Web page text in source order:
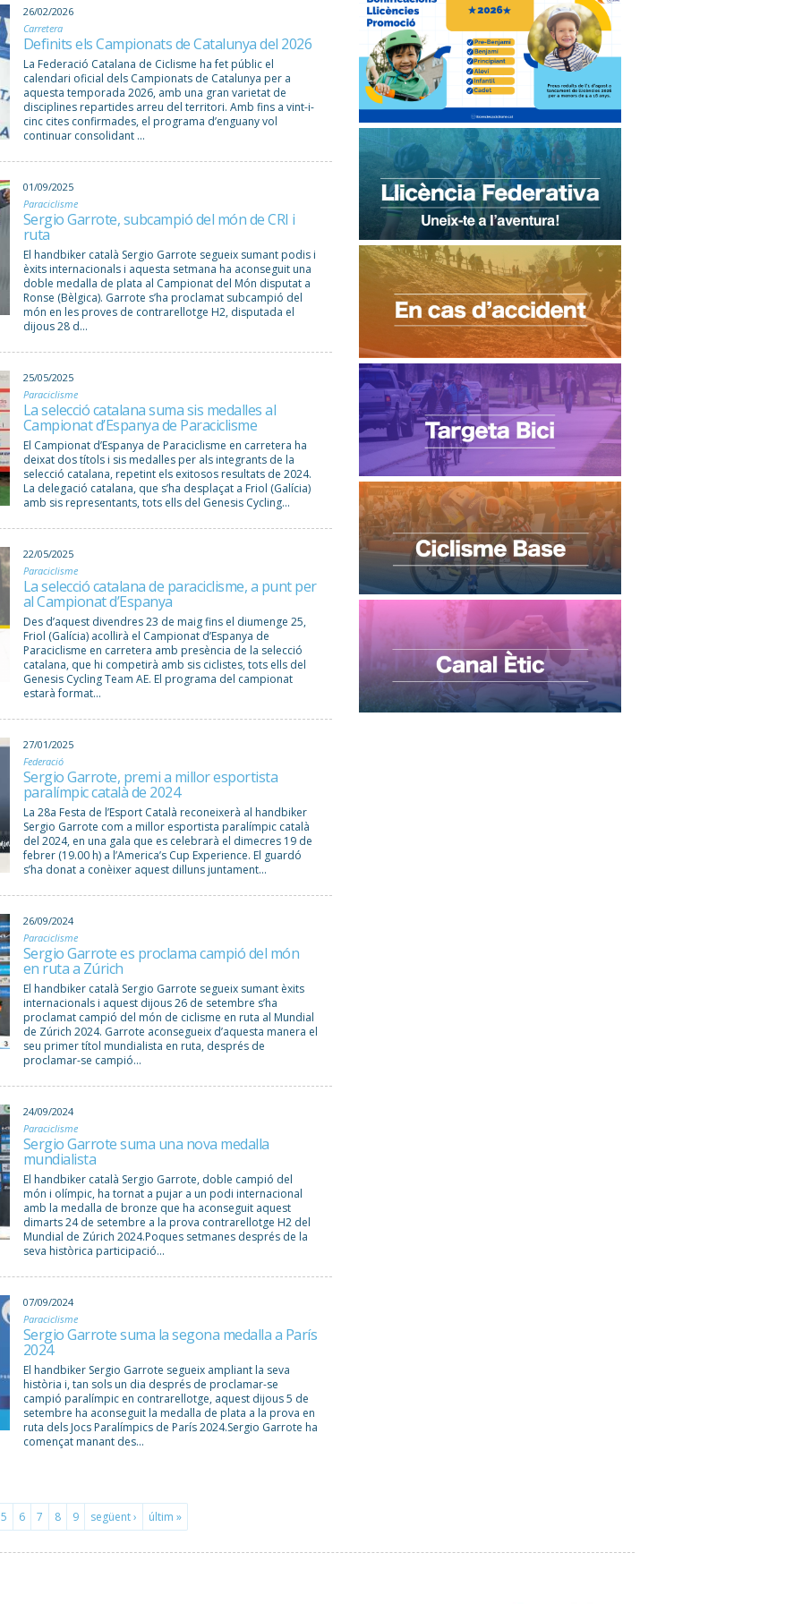
26/02/2026
Carretera
Definits els Campionats de Catalunya del 2026
La Federació Catalana de Ciclisme ha fet públic el
calendari oficial dels Campionats de Catalunya per a
aquesta temporada 2026, amb una gran varietat de
disciplines repartides arreu del territori. Amb fins a vint-i-
cinc cites confirmades, el programa d’enguany vol
continuar consolidant ...
01/09/2025
Paraciclisme
Sergio Garrote, subcampió del món de CRI i
ruta
El handbiker català Sergio Garrote segueix sumant podis i
èxits internacionals i aquesta setmana ha aconseguit una
doble medalla de plata al Campionat del Món disputat a
Ronse (Bèlgica). Garrote s’ha proclamat subcampió del
món en les proves de contrarellotge H2, disputada el
dijous 28 d...
25/05/2025
Paraciclisme
La selecció catalana suma sis medalles al
Campionat d’Espanya de Paraciclisme
El Campionat d’Espanya de Paraciclisme en carretera ha
deixat dos títols i sis medalles per als integrants de la
selecció catalana, repetint els exitosos resultats de 2024.
La delegació catalana, que s’ha desplaçat a Friol (Galícia)
amb sis representants, tots ells del Genesis Cycling...
22/05/2025
Paraciclisme
La selecció catalana de paraciclisme, a punt per
al Campionat d’Espanya
Des d’aquest divendres 23 de maig fins el diumenge 25,
Friol (Galícia) acollirà el Campionat d’Espanya de
Paraciclisme en carretera amb presència de la selecció
catalana, que hi competirà amb sis ciclistes, tots ells del
Genesis Cycling Team AE. El programa del campionat
estarà format...
27/01/2025
Federació
Sergio Garrote, premi a millor esportista
paralímpic català de 2024
La 28a Festa de l’Esport Català reconeixerà al handbiker
Sergio Garrote com a millor esportista paralímpic català
del 2024, en una gala que es celebrarà el dimecres 19 de
febrer (19.00 h) a l’America’s Cup Experience. El guardó
s’ha donat a conèixer aquest dilluns juntament...
26/09/2024
Paraciclisme
Sergio Garrote es proclama campió del món
en ruta a Zúrich
El handbiker català Sergio Garrote segueix sumant èxits
internacionals i aquest dijous 26 de setembre s’ha
proclamat campió del món de ciclisme en ruta al Mundial
de Zúrich 2024. Garrote aconsegueix d’aquesta manera el
seu primer títol mundialista en ruta, després de
proclamar-se campió...
24/09/2024
Paraciclisme
Sergio Garrote suma una nova medalla
mundialista
El handbiker català Sergio Garrote, doble campió del
món i olímpic, ha tornat a pujar a un podi internacional
amb la medalla de bronze que ha aconseguit aquest
dimarts 24 de setembre a la prova contrarellotge H2 del
Mundial de Zúrich 2024.Poques setmanes després de la
seva històrica participació...
07/09/2024
Paraciclisme
Sergio Garrote suma la segona medalla a París
2024
El handbiker Sergio Garrote segueix ampliant la seva
història i, tan sols un dia després de proclamar-se
campió paralímpic en contrarellotge, aquest dijous 5 de
setembre ha aconseguit la medalla de plata a la prova en
ruta dels Jocs Paralímpics de París 2024.Sergio Garrote ha
començat manant des...
5 6 7 8 9 següent › últim »